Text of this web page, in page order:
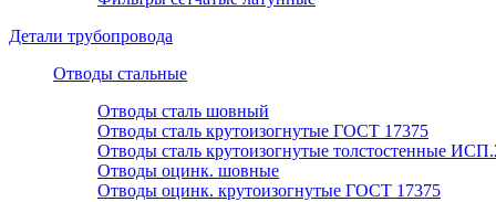
Детали трубопровода
Отводы стальные
Отводы сталь шовный
Отводы сталь крутоизогнутые ГОСТ 17375
Отводы сталь крутоизогнутые толстостенные
Отводы оцинк. шовные
Отводы оцинк. крутоизогнутые ГОСТ 17375